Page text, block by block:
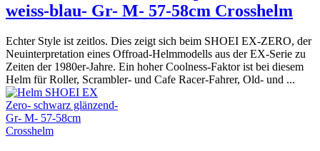
weiss-blau- Gr- M- 57-58cm Crosshelm
Echter Style ist zeitlos. Dies zeigt sich beim SHOEI EX-ZERO, der
Neuinterpretation eines Offroad-Helmmodells aus der EX-Serie zu
Zeiten der 1980er-Jahre. Ein hoher Coolness-Faktor ist bei diesem
Helm für Roller, Scrambler- und Cafe Racer-Fahrer, Old- und ...